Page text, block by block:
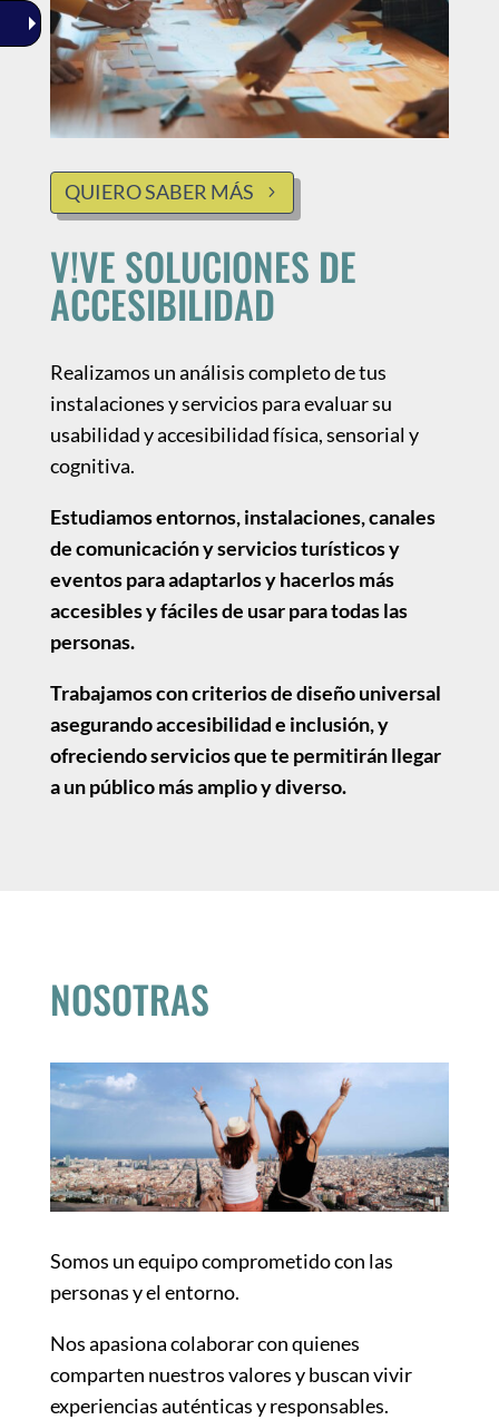
QUIERO SABER MÁS
V!VE SOLUCIONES DE
ACCESIBILIDAD
Realizamos un análisis completo de tus
instalaciones y servicios para evaluar su
usabilidad y accesibilidad física, sensorial y
cognitiva.
Estudiamos entornos, instalaciones, canales
de comunicación y servicios turísticos y
eventos para adaptarlos y hacerlos más
accesibles y fáciles de usar para todas las
personas.
Trabajamos con criterios de diseño universal
asegurando accesibilidad e inclusión, y
ofreciendo servicios que te permitirán llegar
a un público más amplio y diverso.
NOSOTRAS
Somos un equipo comprometido con las
personas y el entorno.
Nos apasiona colaborar con quienes
comparten nuestros valores y buscan vivir
experiencias auténticas y responsables.